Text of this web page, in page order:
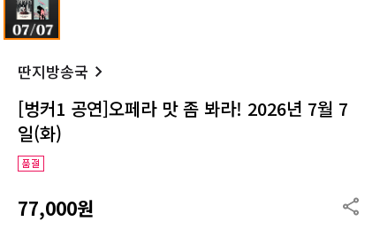
딴지방송국
[벙커1 공연]오페라 맛 좀 봐라! 2026년 7월 7
일(화)
77,000원